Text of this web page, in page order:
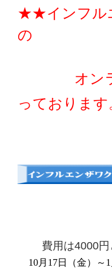
★★インフル
の
っておりま
費用は4000円
10月17日（金）～